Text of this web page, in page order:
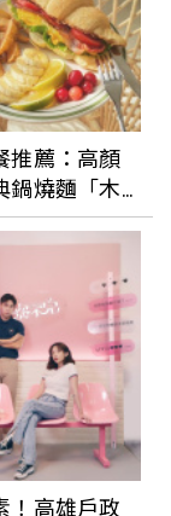
推薦：高顏
鍋燒麵「木
！高雄戶政